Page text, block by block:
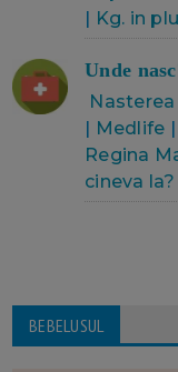
| Kg. in
Unde
| Medlife
Regina
cineva la?
BEBELUSUL